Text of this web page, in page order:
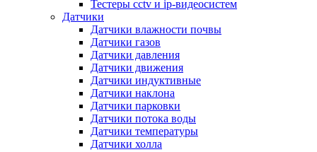
Тестеры cctv и ip-видеосистем
Датчики
Датчики влажности почвы
Датчики газов
Датчики давления
Датчики движения
Датчики индуктивные
Датчики наклона
Датчики парковки
Датчики потока воды
Датчики температуры
Датчики холла